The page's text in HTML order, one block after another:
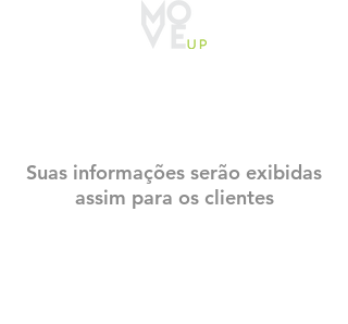
Suas informações serão exibidas
assim para os clientes